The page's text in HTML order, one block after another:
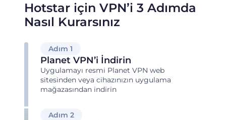
Hotstar için VPN’i 3 Adımda
Nasıl Kurarsınız
Adım 1
Planet VPN’i İndirin
Uygulamayı resmi Planet VPN web
sitesinden veya cihazınızın uygulama
mağazasından indirin
Adım 2